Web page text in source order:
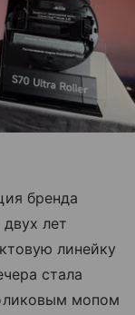
бренда
лет
линейку
стала
мопом